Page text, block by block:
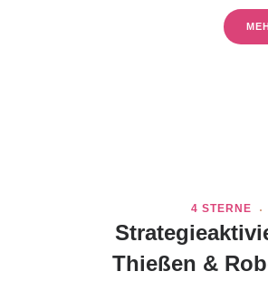
4 STERNE
Thießen &